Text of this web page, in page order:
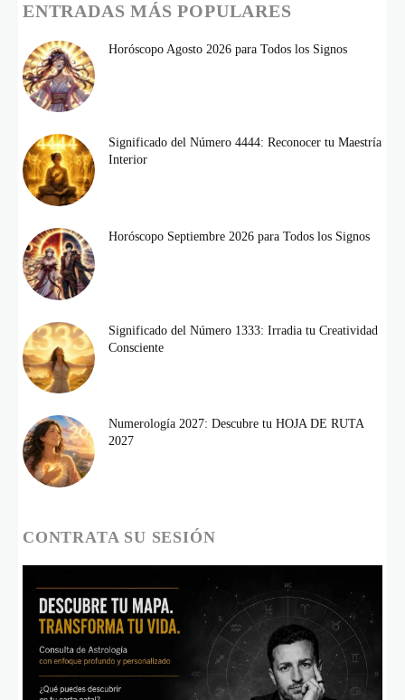
ENTRADAS MÁS POPULARES
Horóscopo Agosto 2026 para Todos los Signos
Significado del Número 4444: Reconocer tu Maestría
Interior
Horóscopo Septiembre 2026 para Todos los Signos
Significado del Número 1333: Irradia tu Creatividad
Consciente
Numerología 2027: Descubre tu HOJA DE RUTA
2027
CONTRATA SU SESIÓN